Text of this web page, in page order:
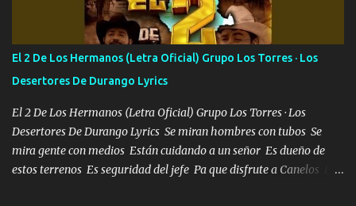
tu papá, a veces me pongo triste porque no puedo mirarte, mas se
que tu me escuchas porque tu eres mi gran ángel, El desespero me
llega para reunirme contigo, tu iluminas mi sendero por siempre
serás mi niño, del amor que yo te tengo es co...
El 2 De Los Hermanos (Letra Oficial) Grupo Los Torres · Los
Desertores De Durango Lyrics
El 2 De Los Hermanos (Letra Oficial) Grupo Los Torres · Los
Desertores De Durango Lyrics Se miran hombres con tubos Se
mira gente con medios Están cuidando a un señor Es dueño de
estos terrenos Es seguridad del jefe Pa que disfrute a Canelos Es